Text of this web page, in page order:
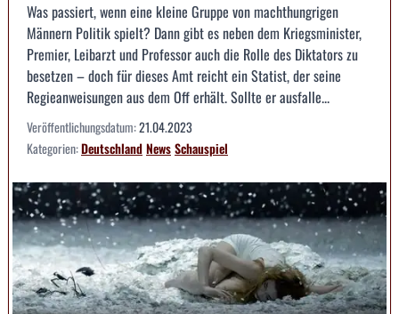
Was passiert, wenn eine kleine Gruppe von machthungrigen
Männern Politik spielt? Dann gibt es neben dem Kriegsminister,
Premier, Leibarzt und Professor auch die Rolle des Diktators zu
besetzen – doch für dieses Amt reicht ein Statist, der seine
Regieanweisungen aus dem Off erhält. Sollte er ausfalle...
Veröffentlichungsdatum:21.04.2023
Kategorien:DeutschlandNewsSchauspiel